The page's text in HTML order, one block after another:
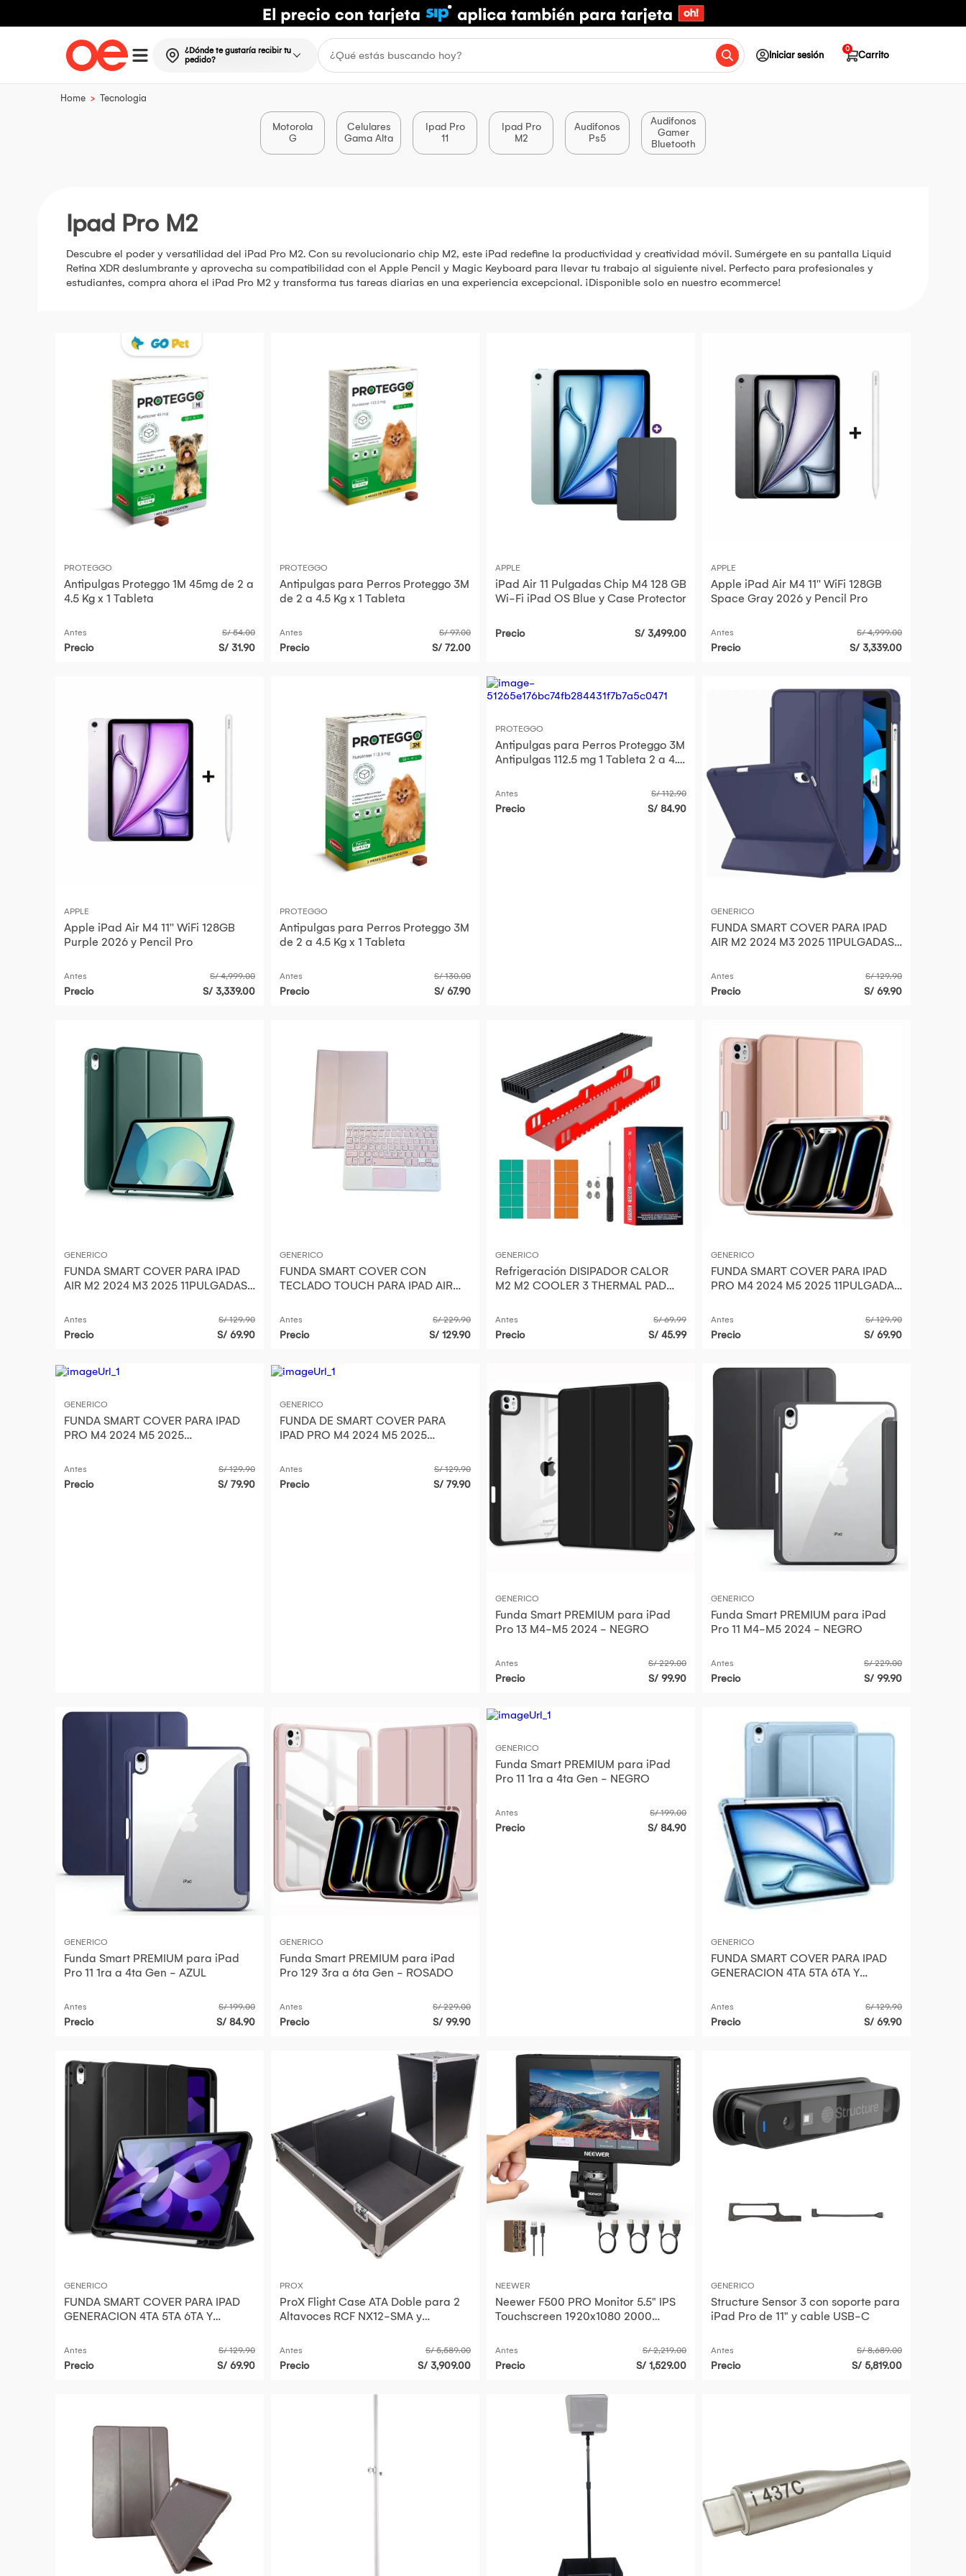
¿Dónde te gustaría recibir tu
pedido?
Iniciar sesión Carrito
0
Home > Tecnologia
Motorola
G
Celulares
Gama Alta
Ipad Pro
11
Ipad Pro
M2
Audifonos
Ps5
Audifonos
Gamer
Bluetooth
Ipad Pro M2
Descubre el poder y versatilidad del iPad Pro M2. Con su revolucionario chip M2, este iPad redefine la productividad y creatividad móvil. Sumérgete en su pantalla Liquid
Retina XDR deslumbrante y aprovecha su compatibilidad con el Apple Pencil y Magic Keyboard para llevar tu trabajo al siguiente nivel. Perfecto para profesionales y
estudiantes, compra ahora el iPad Pro M2 y transforma tus tareas diarias en una experiencia excepcional. ¡Disponible solo en nuestro ecommerce!
PROTEGGO
Antipulgas Proteggo 1M 45mg de 2 a
4.5 Kg x 1 Tableta
Antes S/ 54.00
Precio S/ 31.90
PROTEGGO
Antipulgas para Perros Proteggo 3M
de 2 a 4.5 Kg x 1 Tableta
Antes S/ 97.00
Precio S/ 72.00
APPLE
iPad Air 11 Pulgadas Chip M4 128 GB
Wi-Fi iPad OS Blue y Case Protector
Precio S/ 3,499.00
APPLE
Apple iPad Air M4 11'' WiFi 128GB
Space Gray 2026 y Pencil Pro
Antes S/ 4,999.00
Precio S/ 3,339.00
APPLE
Apple iPad Air M4 11'' WiFi 128GB
Purple 2026 y Pencil Pro
Antes S/ 4,999.00
Precio S/ 3,339.00
PROTEGGO
Antipulgas para Perros Proteggo 3M
de 2 a 4.5 Kg x 1 Tableta
Antes S/ 130.00
Precio S/ 67.90
PROTEGGO
Antipulgas para Perros Proteggo 3M
Antipulgas 112.5 mg 1 Tableta 2 a 4.5
Antes S/ 112.90
Precio S/ 84.90
GENERICO
FUNDA SMART COVER PARA IPAD
AIR M2 2024 M3 2025 11PULGADAS
Antes S/ 129.90
Precio S/ 69.90
GENERICO
FUNDA SMART COVER PARA IPAD
AIR M2 2024 M3 2025 11PULGADAS
Antes S/ 129.90
Precio S/ 69.90
GENERICO
FUNDA SMART COVER CON
TECLADO TOUCH PARA IPAD AIR
ROSA
Antes S/ 229.90
Precio S/ 129.90
GENERICO
Refrigeración DISIPADOR CALOR
M2 M2 COOLER 3 THERMAL PAD
Antes S/ 69.99
Precio S/ 45.99
GENERICO
FUNDA SMART COVER PARA IPAD
PRO M4 2024 M5 2025 11PULGADAS
Antes S/ 129.90
Precio S/ 69.90
GENERICO
FUNDA SMART COVER PARA IPAD
PRO M4 2024 M5 2025
Antes S/ 129.90
Precio S/ 79.90
GENERICO
FUNDA DE SMART COVER PARA
IPAD PRO M4 2024 M5 2025
Antes S/ 129.90
Precio S/ 79.90
GENERICO
Funda Smart PREMIUM para iPad
Pro 13 M4-M5 2024 - NEGRO
Antes S/ 229.00
Precio S/ 99.90
GENERICO
Funda Smart PREMIUM para iPad
Pro 11 M4-M5 2024 - NEGRO
Antes S/ 229.00
Precio S/ 99.90
GENERICO
Funda Smart PREMIUM para iPad
Pro 11 1ra a 4ta Gen - AZUL
Antes S/ 199.00
Precio S/ 84.90
GENERICO
Funda Smart PREMIUM para iPad
Pro 129 3ra a 6ta Gen - ROSADO
Antes S/ 229.00
Precio S/ 99.90
GENERICO
Funda Smart PREMIUM para iPad
Pro 11 1ra a 4ta Gen - NEGRO
Antes S/ 199.00
Precio S/ 84.90
GENERICO
FUNDA SMART COVER PARA IPAD
GENERACION 4TA 5TA 6TA Y
Antes S/ 129.90
Precio S/ 69.90
GENERICO
FUNDA SMART COVER PARA IPAD
GENERACION 4TA 5TA 6TA Y
Antes S/ 129.90
Precio S/ 69.90
PROX
ProX Flight Case ATA Doble para 2
Altavoces RCF NX12-SMA y
Antes S/ 5,589.00
Precio S/ 3,909.00
NEEWER
Neewer F500 PRO Monitor 5.5" IPS
Touchscreen 1920x1080 2000
Antes S/ 2,219.00
Precio S/ 1,529.00
GENERICO
Structure Sensor 3 con soporte para
iPad Pro de 11" y cable USB-C
Antes S/ 8,689.00
Precio S/ 5,819.00